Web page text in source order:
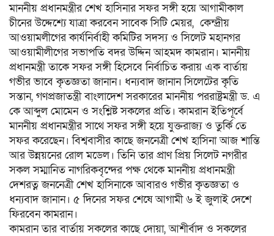
মাননীয় প্রধানমন্ত্রীর শেখ হাসিনার সফর সঙ্গী হয়ে আগামীকাল
চীনের উদ্দেশ্যে যাত্রা করবেন সাবেক সিটি মেয়র, কেন্দ্রীয়
আওয়ামলীগের কার্যনির্বাহী কমিটির সদস্য ও সিলেট মহানগর
আওয়ামীলীগের সভাপতি বদর উদ্দিন আহমদ কামরান। মাননীয়
প্রধানমন্ত্রী তাকে সফর সঙ্গী হিসেবে নির্বাচিত করায় এক বার্তায়
গভীর ভাবে কৃতজ্ঞতা জানান। ধন্যবাদ জানান সিলেটের কৃতি
সন্তান, গণপ্রজাতন্ত্রী বাংলাদেশ সরকারের মাননীয় পররাষ্ট্রমন্ত্রী ড. এ
কে আব্দুল মোমেন ও সংশ্লিষ্ট সকলের প্রতি। কামরান ইতিপূর্বে
মাননীয় প্রধানমন্ত্রীর সাথে সফর সঙ্গী হয়ে যুক্তরাজ্য ও তুর্কি তে
সফর করেছেন। বিশ্ববাসীর কাছে জননেত্রী শেখ হাসিনা আজ শান্তি
আর উন্নয়নের রোল মডেল। তিনি তার প্রাণ প্রিয় সিলেট নগরীর
সকল সম্মানিত নাগরিকবৃন্দের পক্ষ থেকে মাননীয় প্রধানমন্ত্রী
দেশরত্ন জননেত্রী শেখ হাসিনাকে আবারও গভীর কৃতজ্ঞতা ও
ধন্যবাদ জানান। ৫ দিনের সফর শেষে আগামী ৬ ই জুলাই দেশে
ফিরবেন কামরান।
কামরান তার বার্তায় সকলের কাছে দোয়া, আশীর্বাদ ও সকলের